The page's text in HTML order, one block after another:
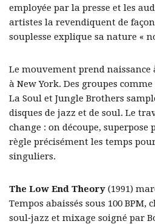
employée par la presse et les
artistes la revendiquent de
souplesse explique sa nature «
Le mouvement prend naissance
à New York. Des groupes
La Soul et Jungle Brothers
disques de jazz et de soul. Le
change : on découpe, superpose
règle précisément les temps
singuliers.
The Low End Theory (1991)
Tempos abaissés sous 100 BPM,
soul‑jazz et mixage soigné par